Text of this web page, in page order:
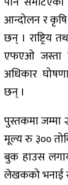
आन्दोलन र
छन् । राष्ट्रिय
एफएओ जस्ता
अधिकार
छन् ।
पुस्तकमा जम्मा
मूल्य रु ३००
बुक हाउस
लेखकको भनाई